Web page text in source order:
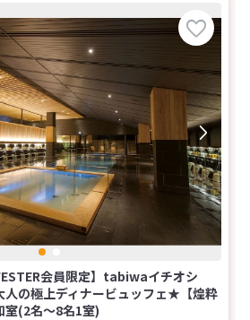
会員限定】tabiwaイチオシ
極上ディナービュッフェ★【煌粋
室(2名～8名1室)